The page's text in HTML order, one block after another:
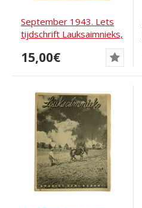
September 1943. Lets
tijdschrift Lauksaimnieks,
15,00€